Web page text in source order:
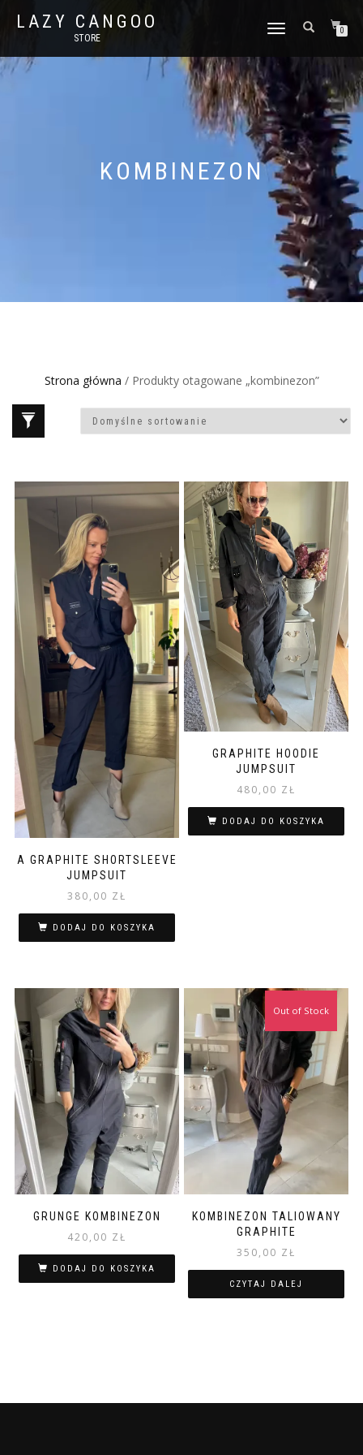
LAZY CANGOO
STORE
TOGGLE
0
KOMBINEZON
Strona główna / Produkty otagowane „kombinezon”
A GRAPHITE SHORTSLEEVE
JUMPSUIT
380,00 ZŁ
DODAJ DO KOSZYKA
GRAPHITE HOODIE
JUMPSUIT
480,00 ZŁ
DODAJ DO KOSZYKA
GRUNGE KOMBINEZON
420,00 ZŁ
DODAJ DO KOSZYKA
KOMBINEZON TALIOWANY
GRAPHITE
350,00 ZŁ
Out of Stock
CZYTAJ DALEJ